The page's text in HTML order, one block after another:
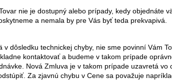
nie je dostupný alebo prípady, kedy objednáte
a nemala by pre Vás byť teda prekvapivá.
dôsledku technickej chyby, nie sme povinní Vám
kontaktovať a budeme v takom prípade
Nová Zmluva je v takom prípade uzavretá
Za zjavnú chybu v Cene sa považuje